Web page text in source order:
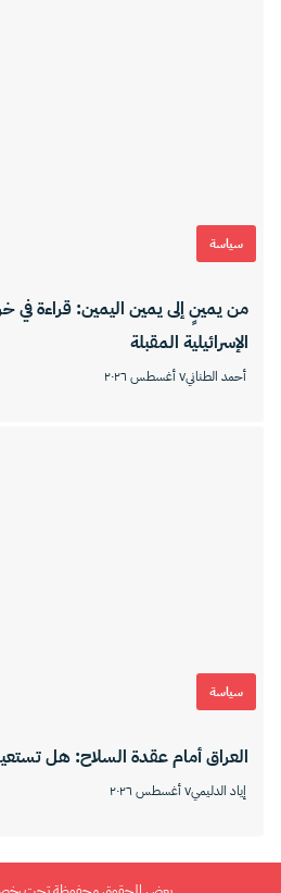
سياسة
من يمينٍ إلى يمين اليمين: قراءة في
الإسرائيلية المقبلة
أحمد الطناني٧ أغسطس ٢٠٢٦
سياسة
العراق أمام عقدة السلاح: هل
إياد الدليمي٧ أغسطس ٢٠٢٦